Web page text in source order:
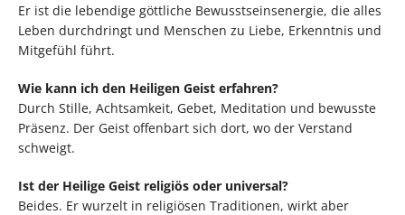
Er ist die lebendige göttliche Bewusstseinsenergie, die alles
Leben durchdringt und Menschen zu Liebe, Erkenntnis und
Mitgefühl führt.
Wie kann ich den Heiligen Geist erfahren?
Durch Stille, Achtsamkeit, Gebet, Meditation und bewusste
Präsenz. Der Geist offenbart sich dort, wo der Verstand
schweigt.
Ist der Heilige Geist religiös oder universal?
Beides. Er wurzelt in religiösen Traditionen, wirkt aber